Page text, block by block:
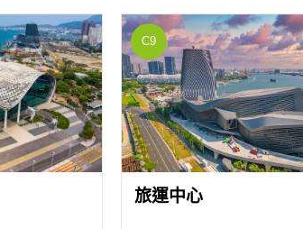
C9
旅運中心